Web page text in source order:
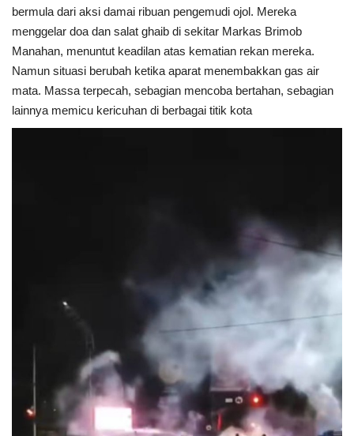
Jambi
Kaltim
Dunia
Nasional
Gallery
bermula dari aksi damai ribuan pengemudi ojol. Mereka
menggelar doa dan salat ghaib di sekitar Markas Brimob
Manahan, menuntut keadilan atas kematian rekan mereka.
Namun situasi berubah ketika aparat menembakkan gas air
mata. Massa terpecah, sebagian mencoba bertahan, sebagian
lainnya memicu kericuhan di berbagai titik kota